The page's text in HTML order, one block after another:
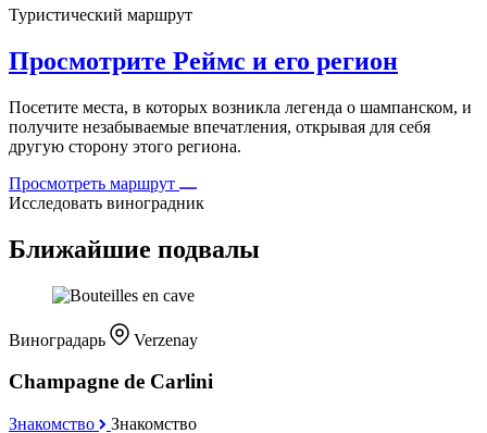
Туристический маршрут
Просмотрите Реймс и его регион
Посетите места, в которых возникла легенда о шампанском, и
получите незабываемые впечатления, открывая для себя
другую сторону этого региона.
Просмотреть маршрут
Исследовать виноградник
Ближайшие подвалы
Виноградарь Verzenay
Champagne de Carlini
Знакомство Знакомство